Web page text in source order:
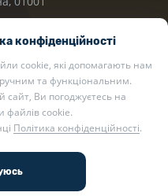
захищено.
конфіденційності
cookie, які допомагають нам
та функціональним.
Ви погоджуєтесь на
файлів cookie.
Політика конфіденційності.